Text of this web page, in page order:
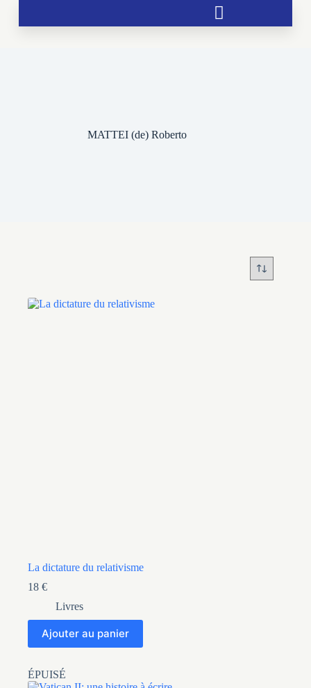
MATTEI (de) Roberto
La dictature du relativisme
18 €
Livres
Ajouter au panier
ÉPUISÉ